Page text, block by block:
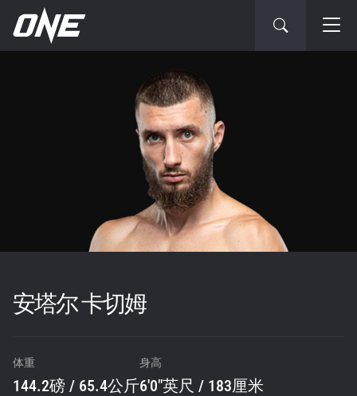
安塔尔 卡切姆
体重
144.2磅 / 65.4公斤
身高
6'0"英尺 / 183厘米